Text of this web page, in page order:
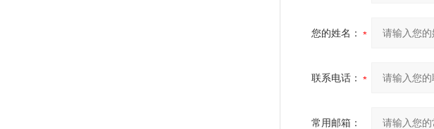
您的姓名：
联系电话：
常用邮箱：